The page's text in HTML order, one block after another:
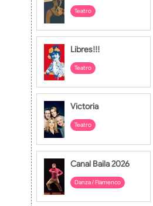
Teatro
Libres!!!
Teatro
Victoria
Teatro
Canal Baila 2026
Danza / Flamenco